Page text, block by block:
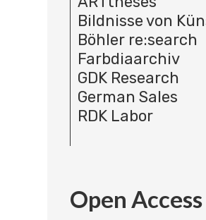
Bildnisse von
Böhler re:search
Farbdiaarchiv
GDK Research
German Sales
RDK Labor
Open Access